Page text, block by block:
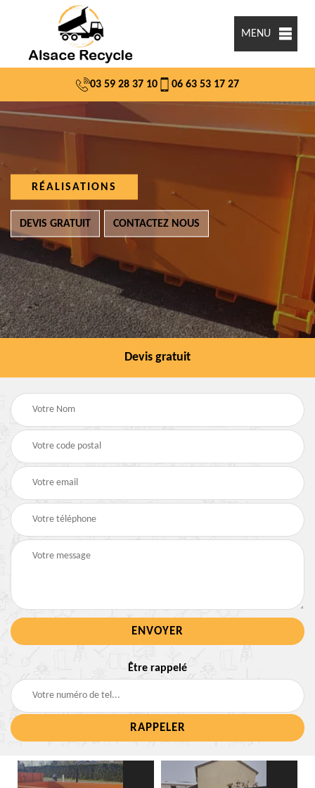
MENU
03 59 28 37 10 06 63 53 17 27
RÉALISATIONS
DEVIS GRATUIT CONTACTEZ NOUS
Devis gratuit
Être rappelé